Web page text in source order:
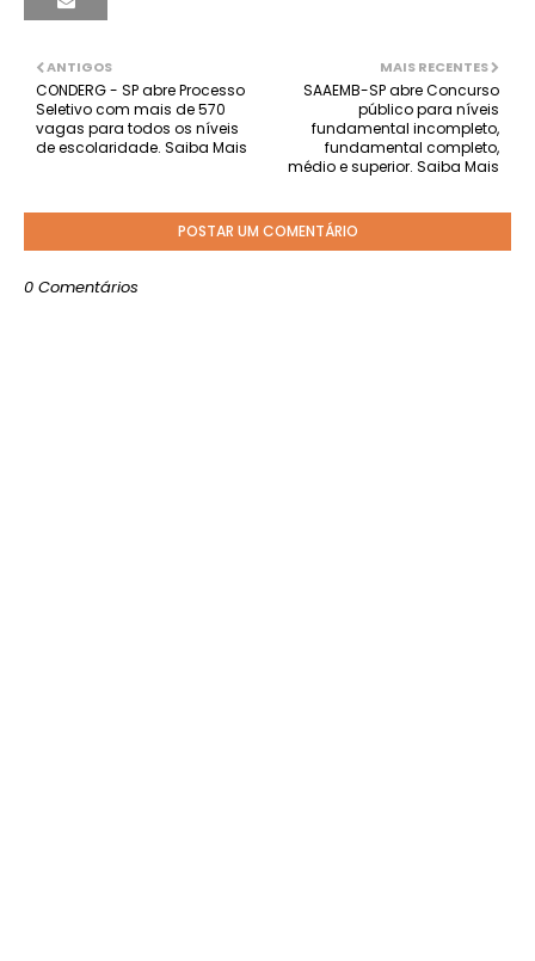
MAIS RECENTES
SAAEMB-SP abre Concurso
público para níveis
fundamental incompleto,
fundamental completo,
médio e superior. Saiba Mais
ANTIGOS
CONDERG - SP abre Processo
Seletivo com mais de 570
vagas para todos os níveis
de escolaridade. Saiba Mais
POSTAR UM COMENTÁRIO
0 Comentários